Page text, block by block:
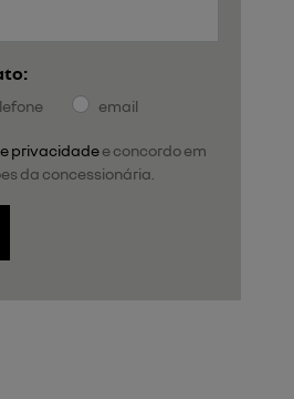
email
privacidadee concordo em
da concessionária.